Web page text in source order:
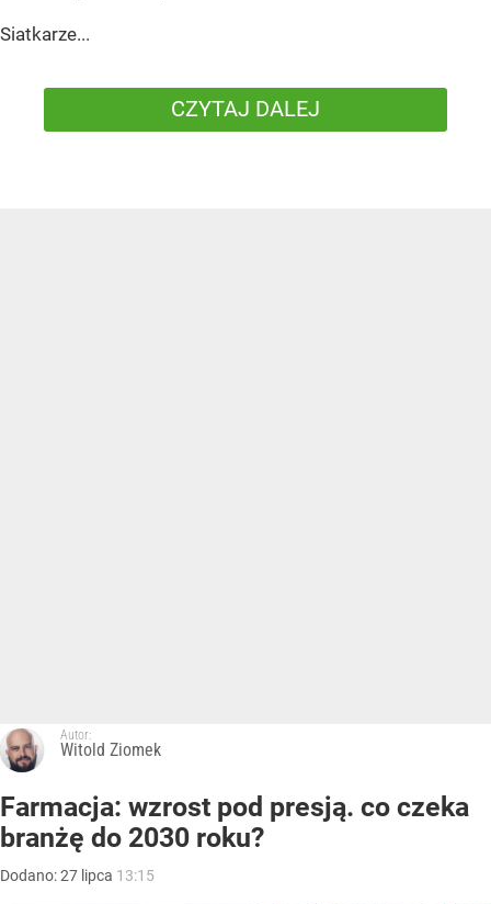
Siatkarze...
CZYTAJ DALEJ
Autor:
Witold Ziomek
Farmacja: wzrost pod presją. co czeka
branżę do 2030 roku?
Dodano:27 lipca 13:15